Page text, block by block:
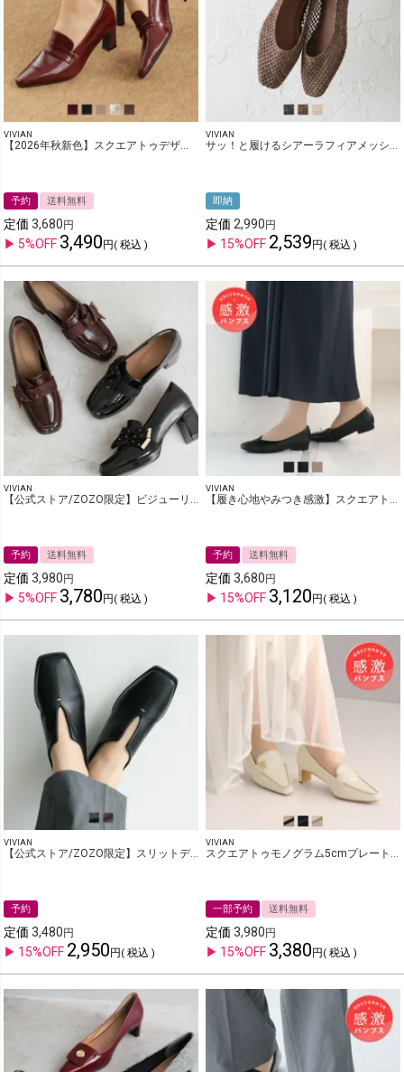
VIVIAN
【2026年秋新色】スクエアトゥデザインヒールローファーパンプス
予約 送料無料
定価 3,680
5%OFF 3,490 税込
VIVIAN
サッ！と履けるシアーラフィアメッシュフラットシューズ
即納
定価 2,990
15%OFF 2,539 税込
VIVIAN
【公式ストア/ZOZO限定】ビジューリボン厚底プラットフォームパンプス
予約 送料無料
定価 3,980
5%OFF 3,780 税込
VIVIAN
【履き心地やみつき感激】スクエアトゥ2cmヒール感激パンプス
予約 送料無料
定価 3,680
15%OFF 3,120 税込
VIVIAN
【公式ストア/ZOZO限定】スリットデザインローファー
予約
定価 3,480
15%OFF 2,950 税込
VIVIAN
スクエアトゥモノグラム5cmプレートヒール感激ローファーパンプス
一部予約 送料無料
定価 3,980
15%OFF 3,380 税込